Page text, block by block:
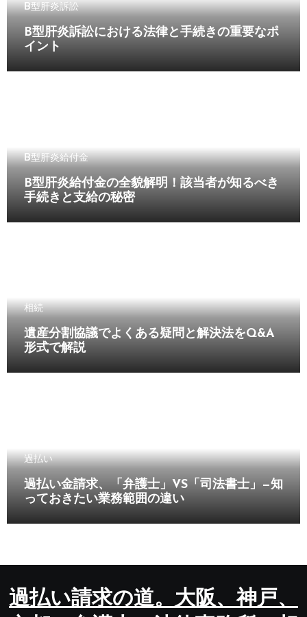
B型肝炎訴訟
B型肝炎訴訟における法律と手続きの重要なポ
イント
B型肝炎給付金
B型肝炎給付金の全貌解明！該当者が知るべき
手続きと支給の秘密
相続
遺産分割協議でよくある疑問と解決法をQ&A
形式で解説
過払い
過払い金請求、「弁護士」VS「司法書士」—知
っておきたい業務範囲の違い
過払い請求の道。大阪、神戸、